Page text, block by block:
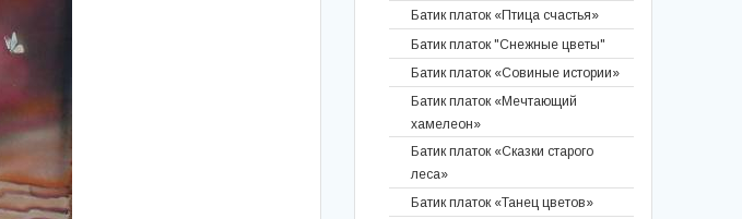
Петербургом»
Батик шарф "На берегах Невы"
Батик кашне "Спас на Крови"
Батик кашне "Зеленый Петербург"
Батик кашне "Город на берегах
Невы"
Батик кашне "Исаакиевский собор"
Батик кашне "Грифоны"
Батик платок «Птица счастья»
Батик платок "Снежные цветы"
Батик платок «Совиные истории»
Батик платок «Мечтающий
хамелеон»
Батик платок «Сказки старого
леса»
Батик платок «Танец цветов»